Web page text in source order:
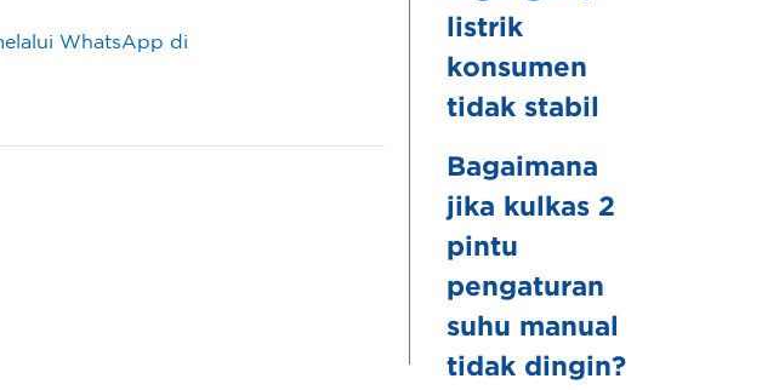
WhatsApp di
listrik
konsumen
tidak stabil
Bagaimana
jika kulkas 2
pintu
pengaturan
suhu manual
tidak dingin?